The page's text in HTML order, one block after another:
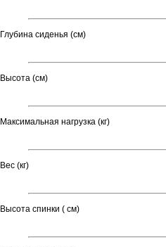
Глубина сиденья (см)
Высота (см)
Максимальная нагрузка (кг)
Вес (кг)
Высота спинки ( см)